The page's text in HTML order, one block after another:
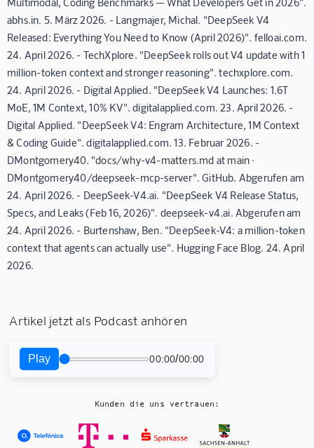
abhs.in. 5. März 2026. - Langmajer, Michal. "DeepSeek V4
Released: Everything You Need to Know (April 2026)". felloai.com.
24. April 2026. - TechXplore. "DeepSeek rolls out V4 update with 1
million-token context and stronger reasoning". techxplore.com.
24. April 2026. - Digital Applied. "DeepSeek V4 Launches: 1.6T
MoE, 1M Context, 10% KV". digitalapplied.com. 23. April 2026. -
Digital Applied. "DeepSeek V4: Engram Architecture, 1M Context
& Coding Guide". digitalapplied.com. 13. Februar 2026. -
DMontgomery40. "docs/why-v4-matters.md at main ·
DMontgomery40/deepseek-mcp-server". GitHub. Abgerufen am
24. April 2026. - DeepSeek-V4.ai. "DeepSeek V4 Release Status,
Specs, and Leaks (Feb 16, 2026)". deepseek-v4.ai. Abgerufen am
24. April 2026. - Burtenshaw, Ben. "DeepSeek-V4: a million-token
context that agents can actually use". Hugging Face Blog. 24. April
2026.
Artikel jetzt als Podcast anhören
Play 00:00/00:00
Kunden die uns vertrauen: